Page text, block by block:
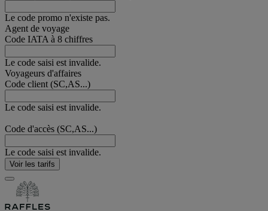
Le code promo n'existe pas.
Agent de voyage
Code IATA à 8 chiffres
Le code saisi est invalide.
Voyageurs d'affaires
Code client (SC,AS...)
Le code saisi est invalide.
Code d'accès (SC,AS...)
Le code saisi est invalide.
Voir les tarifs